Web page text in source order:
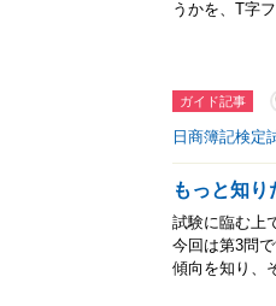
うかを、T字
ガイド記事
日商簿記検定
もっと知
試験に臨む上
今回は第3問
傾向を知り、